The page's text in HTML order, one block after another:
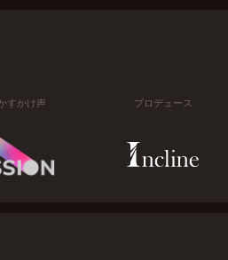
すかけ声 プロデュース